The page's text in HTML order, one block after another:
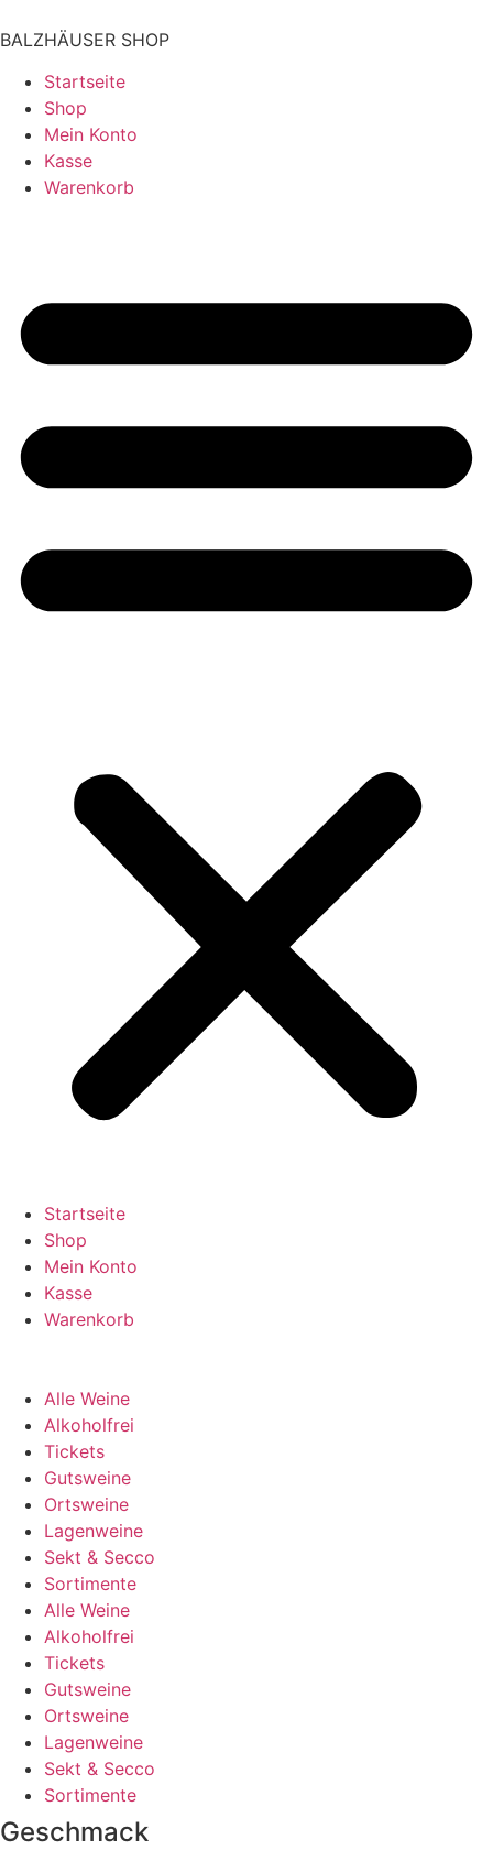
BALZHÄUSER SHOP
Startseite
Shop
Mein Konto
Kasse
Warenkorb
Startseite
Shop
Mein Konto
Kasse
Warenkorb
Alle Weine
Alkoholfrei
Tickets
Gutsweine
Ortsweine
Lagenweine
Sekt & Secco
Sortimente
Alle Weine
Alkoholfrei
Tickets
Gutsweine
Ortsweine
Lagenweine
Sekt & Secco
Sortimente
Geschmack